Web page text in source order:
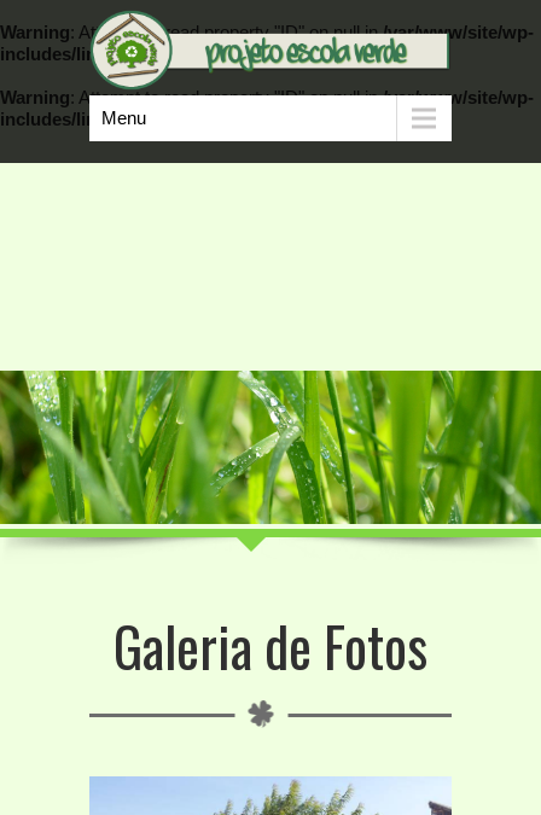
Warning: Attempt to read property "ID" on null in/var/www/site/wp-
includes/link-template.phpon line389
Warning: Attempt to read property "ID" on null in/var/www/site/wp-
includes/link-template.php
Menu
Galeria de Fotos